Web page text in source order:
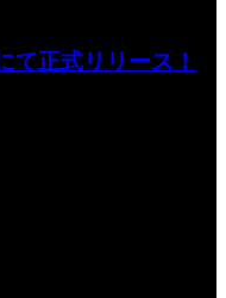
て正式リリース！